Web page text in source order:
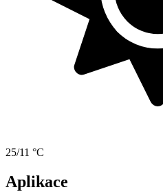
25/11 °C
Aplikace